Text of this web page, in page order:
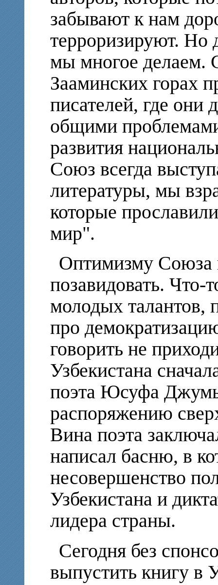
забывают к нам
терроризируют. Но
мы многое делаем.
Зааминских горах
писателей, где они
общими
развития
Союз всегда
литературы, мы
которые
мир".
Оптимизму Союза
позавидовать. Что-
молодых талантов,
про
говорить не
Узбекистана
поэта Юсуфа
распоряжению
Вина поэта
написал басню, в
несовершенство
Узбекистана и
лидера страны.
Сегодня без
выпустить книгу в